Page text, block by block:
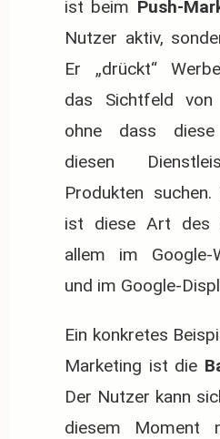
ist beim Push-
Nutzer aktiv,
Er „drückt“
das Sichtfeld von
ohne dass
diesen
Produkten
ist diese Art des
allem im Google-
und im Google-
Ein konkretes
Marketing ist die
Der Nutzer kann
diesem Moment